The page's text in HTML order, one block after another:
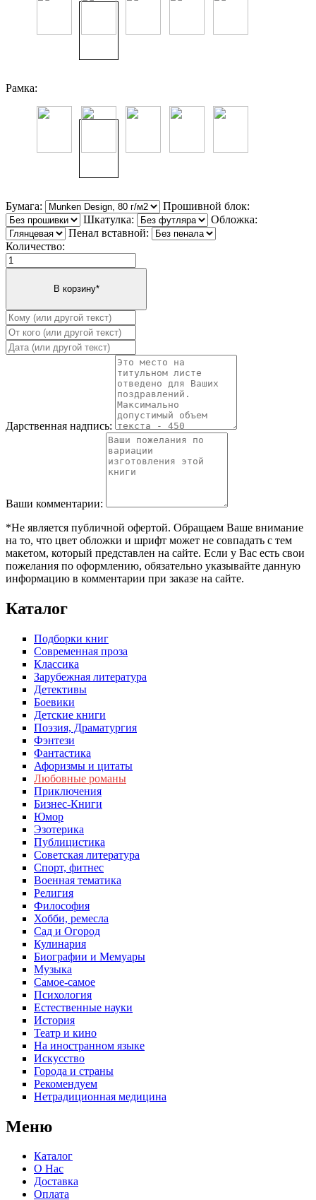
Рамка:
Бумага:
Прошивной блок:
Шкатулка:
Обложка:
Пенал вставной:
Количество:
Дарственная надпись:
Ваши комментарии:
*Не является публичной офертой. Обращаем Ваше внимание
на то, что цвет обложки и шрифт может не совпадать с тем
макетом, который представлен на сайте. Если у Вас есть свои
пожелания по оформлению, обязательно указывайте данную
информацию в комментарии при заказе на сайте.
Каталог
Подборки книг
Современная проза
Классика
Зарубежная литература
Детективы
Боевики
Детские книги
Поэзия, Драматургия
Фэнтези
Фантастика
Афоризмы и цитаты
Любовные романы
Приключения
Бизнес-Книги
Юмор
Эзотерика
Публицистика
Советская литература
Спорт, фитнес
Военная тематика
Религия
Философия
Хобби, ремесла
Сад и Огород
Кулинария
Биографии и Мемуары
Музыка
Самое-самое
Психология
Естественные науки
История
Театр и кино
На иностранном языке
Искусство
Города и страны
Рекомендуем
Нетрадиционная медицина
Меню
Каталог
О Нас
Доставка
Оплата